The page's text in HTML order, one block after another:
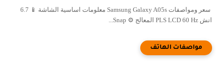
سعر ومواصفات Samsung Galaxy A05s معلومات اساسية الشاشة 📱 6.7
انش PLS LCD 60 Hz المعالج ⚙️ Snap...